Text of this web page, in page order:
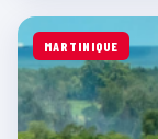
MARTINIQUE